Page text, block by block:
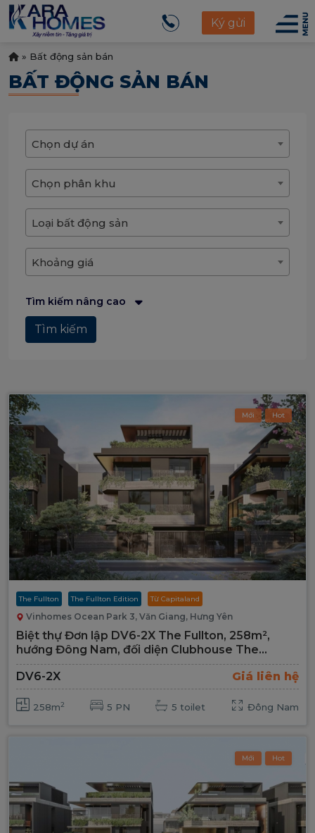
Ký gửi
» Bất động sản bán
BẤT ĐỘNG SẢN BÁN
Chọn dự án
Chọn phân khu
Loại bất động sản
Khoảng giá
Tìm kiếm nâng cao
Tìm kiếm
Mới Hot
The Fullton The Fullton Edition Từ Capitaland
Vinhomes Ocean Park 3, Văn Giang, Hưng Yên
Biệt thự Đơn lập DV6-2X The Fullton, 258m²,
hướng Đông Nam, đối diện Clubhouse The
FulHaus, bể bơi vô cực
DV6-2X
Giá liên hệ
258m2 5 PN 5 toilet Đông Nam
Mới Hot